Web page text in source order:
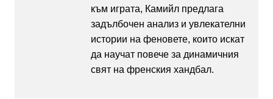
към играта, Камийл предлага
задълбочен анализ и увлекателни
истории на феновете, които искат
да научат повече за динамичния
свят на френския хандбал.